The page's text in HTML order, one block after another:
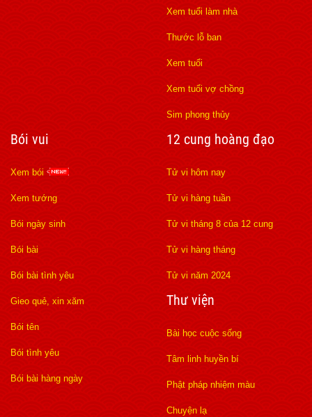
Xem tuổi làm nhà
Thước lỗ ban
Xem tuổi
Xem tuổi vợ chồng
Sim phong thủy
Bói vui
Xem bói
Xem tướng
Bói ngày sinh
Bói bài
Bói bài tình yêu
Gieo quẻ, xin xăm
Bói tên
Bói tình yêu
Bói bài hàng ngày
12 cung hoàng đạo
Tử vi hôm nay
Tử vi hàng tuần
Tử vi tháng 8 của 12 cung
Tử vi hàng tháng
Tử vi năm 2024
Thư viện
Bài học cuộc sống
Tâm linh huyền bí
Phật pháp nhiệm màu
Chuyện lạ